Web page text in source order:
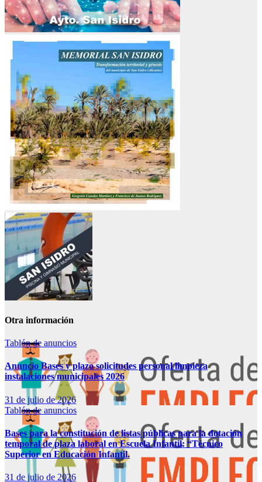
Otra información
Tablón de anuncios
Anuncio Bases y plazo solicitudes personal limpieza
instalaciones municipales 2026
31 de julio de 2026
Tablón de anuncios
Bases para la constitución de listas públicas para la dotación
temporal de plaza laboral en Escuela Infantil: “Técnico
Superior en Educación Infantil.
31 de julio de 2026